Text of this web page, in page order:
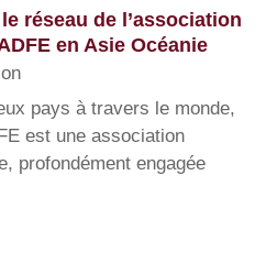
réseau de l’association
en Asie Océanie
pays à travers le monde,
est une association
profondément engagée